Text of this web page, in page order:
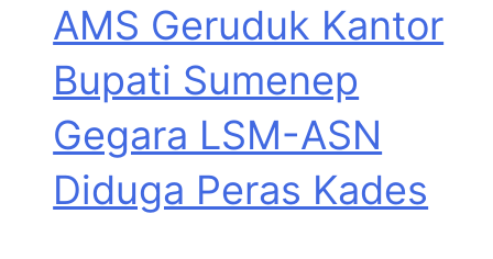
AMS Geruduk Kantor
Bupati Sumenep
Gegara LSM-ASN
Diduga Peras Kades